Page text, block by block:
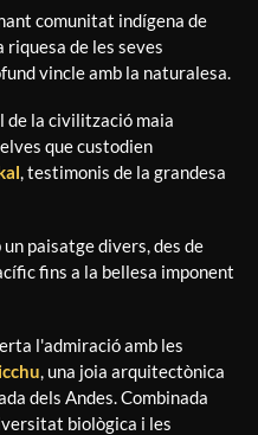
comunitat indígena de
riquesa de les seves
vincle amb la naturalesa.
de la civilització maia
que custodien
, testimonis de la grandesa
un paisatge divers, des de
fins a la bellesa imponent
l'admiració amb les
, una joia arquitectònica
dels Andes. Combinada
biològica i les